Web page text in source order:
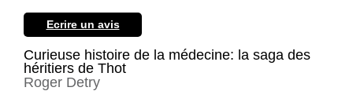
Ecrire un avis
Curieuse histoire de la médecine: la saga des
héritiers de Thot
Roger Detry